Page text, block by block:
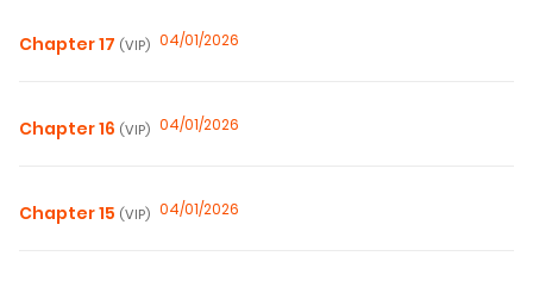
Chapter 17 (VIP) 04/01/2026
Chapter 16 (VIP) 04/01/2026
Chapter 15 (VIP) 04/01/2026